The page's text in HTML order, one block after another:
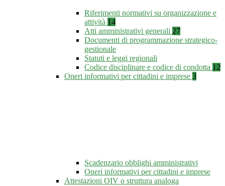
Riferimenti normativi su organizzazione e
attività 14
Atti amministrativi generali 27
Documenti di programmazione strategico-
gestionale
Statuti e leggi regionali
Codice disciplinare e codice di condotta 12
Oneri informativi per cittadini e imprese 3
Scadenzario obblighi amministrativi
Oneri informativi per cittadini e imprese
Attestazioni OIV o struttura analoga